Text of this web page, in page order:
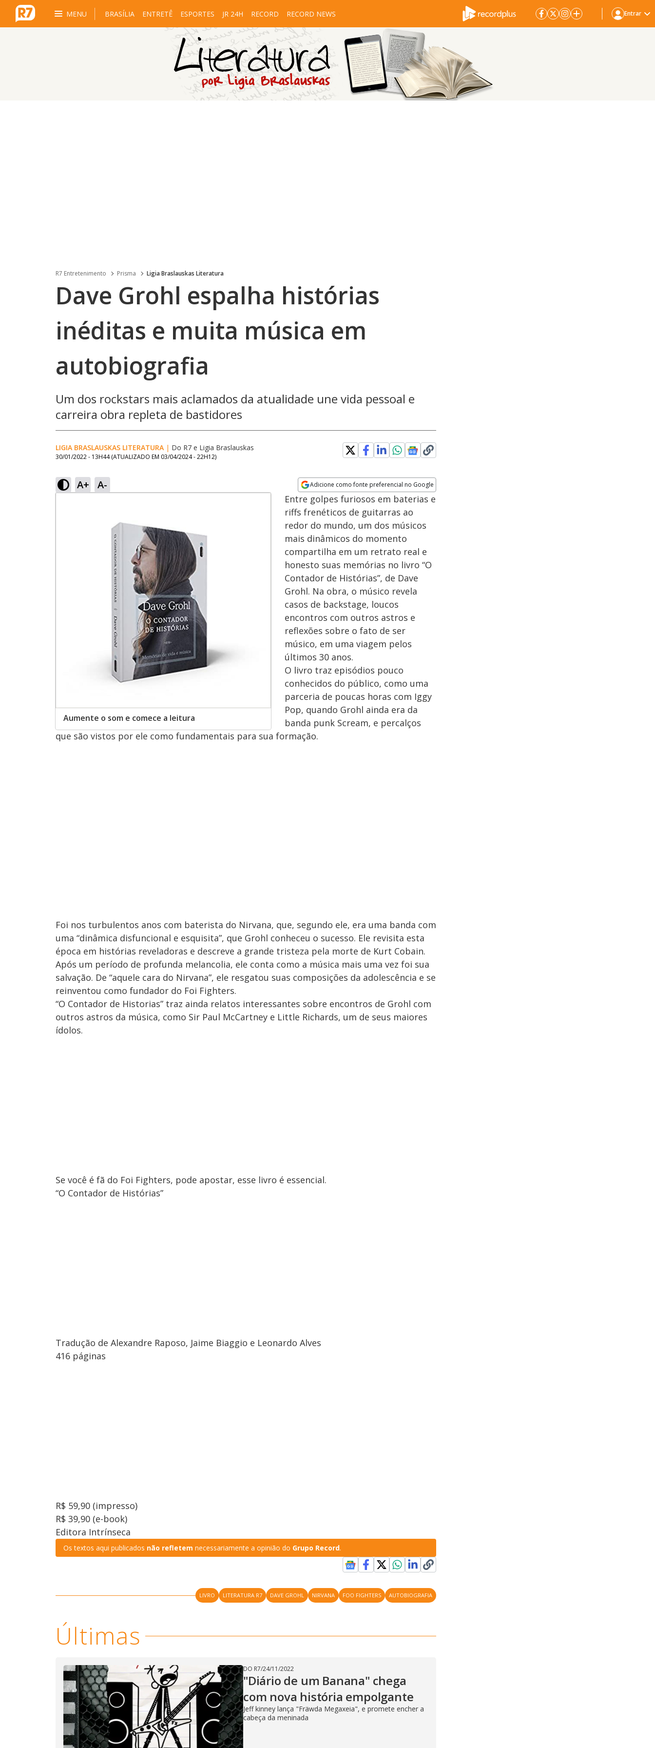
MENU BRASÍLIA ENTRETÊ ESPORTES JR 24H RECORD RECORD NEWS Entrar
R7 Entretenimento Prisma Ligia Braslauskas Literatura
Dave Grohl espalha histórias
inéditas e muita música em
autobiografia
Um dos rockstars mais aclamados da atualidade une vida pessoal e
carreira obra repleta de bastidores
LIGIA BRASLAUSKAS LITERATURA | Do R7 e Ligia Braslauskas
30/01/2022 - 13H44 (ATUALIZADO EM 03/04/2024 - 22H12)
A+ A- Adicione como fonte preferencial no Google
Opens in new window
Aumente o som e comece a leitura
Entre golpes furiosos em baterias e
riffs frenéticos de guitarras ao
redor do mundo, um dos músicos
mais dinâmicos do momento
compartilha em um retrato real e
honesto suas memórias no livro “O
Contador de Histórias”, de Dave
Grohl. Na obra, o músico revela
casos de backstage, loucos
encontros com outros astros e
reflexões sobre o fato de ser
músico, em uma viagem pelos
últimos 30 anos.
O livro traz episódios pouco
conhecidos do público, como uma
parceria de poucas horas com Iggy
Pop, quando Grohl ainda era da
banda punk Scream, e percalços
que são vistos por ele como fundamentais para sua formação.
Foi nos turbulentos anos com baterista do Nirvana, que, segundo ele, era uma banda com
uma “dinâmica disfuncional e esquisita”, que Grohl conheceu o sucesso. Ele revisita esta
época em histórias reveladoras e descreve a grande tristeza pela morte de Kurt Cobain.
Após um período de profunda melancolia, ele conta como a música mais uma vez foi sua
salvação. De “aquele cara do Nirvana”, ele resgatou suas composições da adolescência e se
reinventou como fundador do Foi Fighters.
“O Contador de Historias” traz ainda relatos interessantes sobre encontros de Grohl com
outros astros da música, como Sir Paul McCartney e Little Richards, um de seus maiores
ídolos.
Se você é fã do Foi Fighters, pode apostar, esse livro é essencial.
“O Contador de Histórias”
Tradução de Alexandre Raposo, Jaime Biaggio e Leonardo Alves
416 páginas
R$ 59,90 (impresso)
R$ 39,90 (e-book)
Editora Intrínseca
Os textos aqui publicados não refletem necessariamente a opinião do Grupo Record.
LIVRO LITERATURA R7 DAVE GROHL NIRVANA FOO FIGHTERS AUTOBIOGRAFIA
Últimas
DO R7/24/11/2022
"Diário de um Banana" chega
com nova história empolgante
Jeff kinney lança "Fräwda Megaxeia", e promete encher a
cabeça da meninada